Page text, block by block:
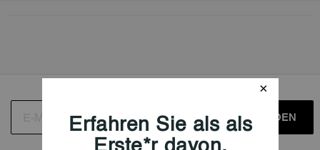
ANMELDEN